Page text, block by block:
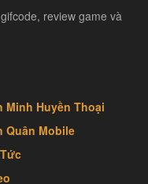
review game và
Minh Huyền Thoại
Quân Mobile